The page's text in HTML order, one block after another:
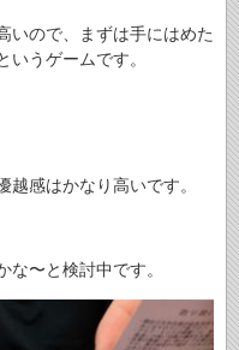
いので、まずは手にはめた
うゲームです。
感はかなり高いです。
〜と検討中です。